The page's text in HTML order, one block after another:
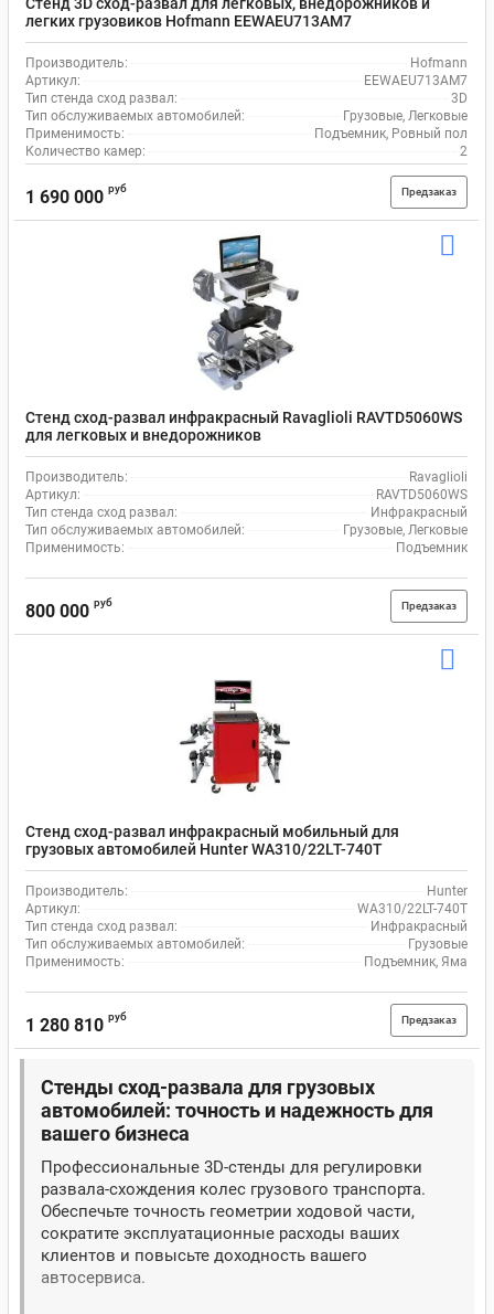
легких грузовиков Hofmann EEWAEU713AM7
Производитель:
Hofmann
Артикул:
EEWAEU713AM7
Тип стенда сход развал:
3D
Тип обслуживаемых автомобилей:
Грузовые, Легковые
Применимость:
Подъемник, Ровный пол
Количество камер:
2
1 690 000 руб Предзаказ
Стенд сход-развал инфракрасный Ravaglioli RAVTD5060WS
для легковых и внедорожников
Производитель:
Ravaglioli
Артикул:
RAVTD5060WS
Тип стенда сход развал:
Инфракрасный
Тип обслуживаемых автомобилей:
Грузовые, Легковые
Применимость:
Подъемник
800 000 руб Предзаказ
Стенд сход-развал инфракрасный мобильный для
грузовых автомобилей Hunter WA310/22LT-740T
Производитель:
Hunter
Артикул:
WA310/22LT-740T
Тип стенда сход развал:
Инфракрасный
Тип обслуживаемых автомобилей:
Грузовые
Применимость:
Подъемник, Яма
1 280 810 руб Предзаказ
Стенды сход-развала для грузовых
автомобилей: точность и надежность для
вашего бизнеса
Профессиональные 3D-стенды для регулировки
развала-схождения колес грузового транспорта.
Обеспечьте точность геометрии ходовой части,
сократите эксплуатационные расходы ваших
клиентов и повысьте доходность вашего
автосервиса.